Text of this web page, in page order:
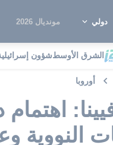
دولي مونديال 2026
الشرق الأوسطشؤون
أوروبا
النووية